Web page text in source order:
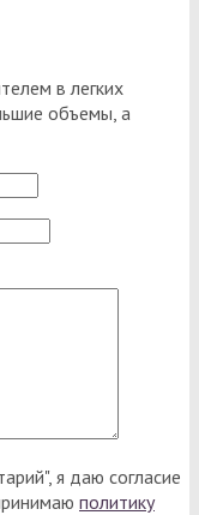
в легких
объемы, а
я даю согласие
политику